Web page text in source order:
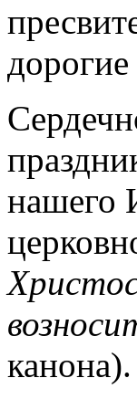
нашего
канона).